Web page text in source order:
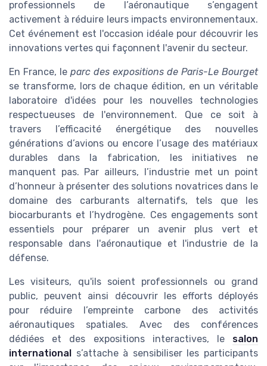
professionnels de l’aéronautique s’engagent
activement à réduire leurs impacts environnementaux.
Cet événement est l'occasion idéale pour découvrir les
innovations vertes qui façonnent l'avenir du secteur.
En France, le parc des expositions de Paris-Le Bourget
se transforme, lors de chaque édition, en un véritable
laboratoire d'idées pour les nouvelles technologies
respectueuses de l'environnement. Que ce soit à
travers l’efficacité énergétique des nouvelles
générations d’avions ou encore l’usage des matériaux
durables dans la fabrication, les initiatives ne
manquent pas. Par ailleurs, l’industrie met un point
d’honneur à présenter des solutions novatrices dans le
domaine des carburants alternatifs, tels que les
biocarburants et l’hydrogène. Ces engagements sont
essentiels pour préparer un avenir plus vert et
responsable dans l'aéronautique et l'industrie de la
défense.
Les visiteurs, qu'ils soient professionnels ou grand
public, peuvent ainsi découvrir les efforts déployés
pour réduire l’empreinte carbone des activités
aéronautiques spatiales. Avec des conférences
dédiées et des expositions interactives, le salon
international s’attache à sensibiliser les participants